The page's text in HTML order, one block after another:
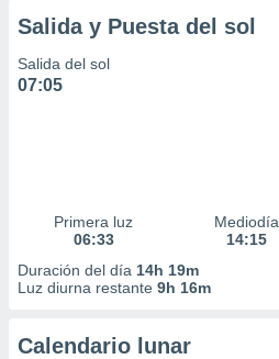
Salida y Puesta del sol
Salida del sol
07:05
Primera luz
06:33
Mediodía
14:15
Duración del día 14h 19m
Luz diurna restante 9h 16m
Calendario lunar